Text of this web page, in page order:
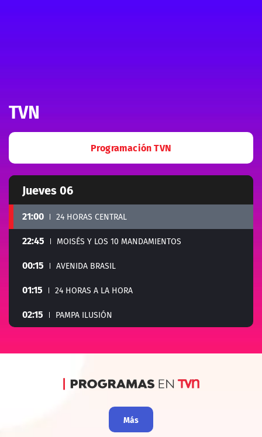
TVN
Programación TVN
Jueves 06
21:00 24 HORAS CENTRAL
22:45 MOISÉS Y LOS 10 MANDAMIENTOS
00:15 AVENIDA BRASIL
01:15 24 HORAS A LA HORA
02:15 PAMPA ILUSIÓN
Programas en TVN
Más